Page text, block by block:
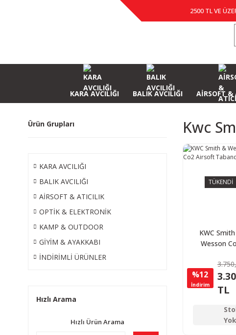
2500 TL VE
KARA AVCILIĞI BALIK AVCILIĞI AİRSOFT &
Ürün Grupları
KARA AVCILIĞI
BALIK AVCILIĞI
AİRSOFT & ATICILIK
OPTİK & ELEKTRONİK
KAMP & OUTDOOR
GİYİM & AYAKKABI
İNDİRİMLİ ÜRÜNLER
Hızlı Arama
Hızlı Ürün Arama
Kwc
TÜKENDİ
KWC
Wesson
6mm
%12
İndirim
TL
Yok